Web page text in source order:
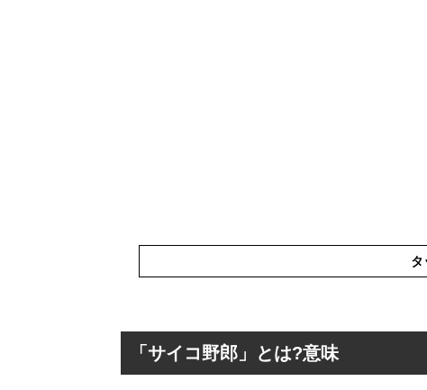
タ
「サイコ野郎」とは?意味